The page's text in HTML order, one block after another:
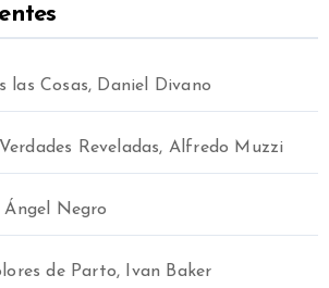
las Cosas, Daniel Divano
Reveladas, Alfredo Muzzi
Ángel Negro
de Parto, Ivan Baker